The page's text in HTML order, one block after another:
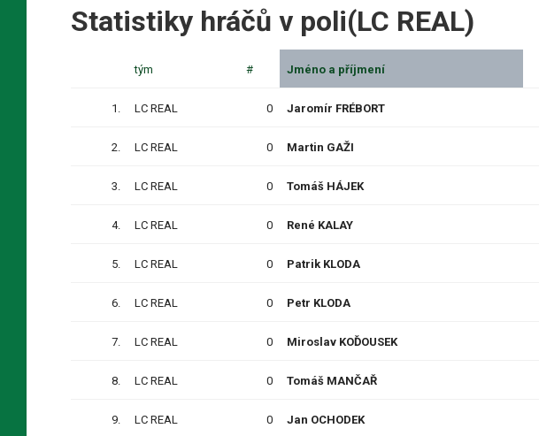
Statistiky hráčů v poli(LC REAL)
tým # Jméno a příjmení
1. LC REAL 0 Jaromír FRÉBORT
2. LC REAL 0 Martin GAŽI
3. LC REAL 0 Tomáš HÁJEK
4. LC REAL 0 René KALAY
5. LC REAL 0 Patrik KLODA
6. LC REAL 0 Petr KLODA
7. LC REAL 0 Miroslav KOĎOUSEK
8. LC REAL 0 Tomáš MANČAŘ
9. LC REAL 0 Jan OCHODEK